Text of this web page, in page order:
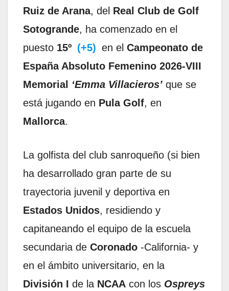
Ruiz de Arana, del Real Club de Golf
Sotogrande, ha comenzado en el
puesto 15º (+5) en el Campeonato de
España Absoluto Femenino 2026-VIII
Memorial ‘Emma Villacieros’ que se
está jugando en Pula Golf, en
Mallorca.
La golfista del club sanroqueño (si bien
ha desarrollado gran parte de su
trayectoria juvenil y deportiva en
Estados Unidos, residiendo y
capitaneando el equipo de la escuela
secundaria de Coronado -California- y
en el ámbito universitario, en la
División I de la NCAA con los Ospreys